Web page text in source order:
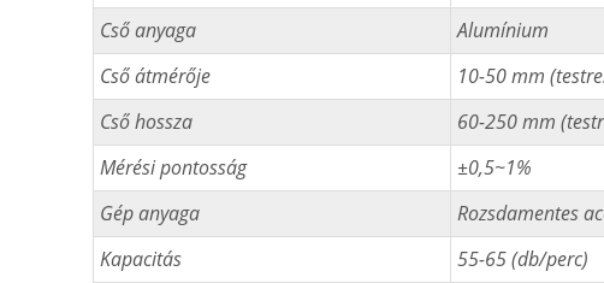
Cső anyaga
Alumínium
Cső átmérője
10-50 mm
Cső hossza
60-250 mm
Mérési pontosság
±0,5~1%
Gép anyaga
Rozsdamentes
Kapacitás
55-65 (db/perc)